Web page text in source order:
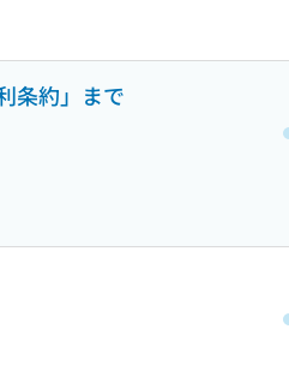
条約」まで